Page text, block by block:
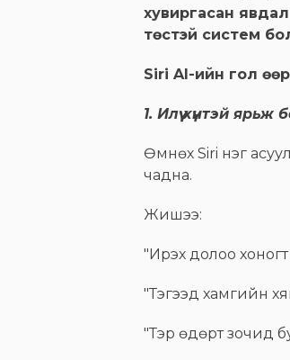
хувиргасан
төстэй систем
Siri AI-ийн гол
1. Илүү хүнтэй
Өмнөх Siri нэг
чадна.
Жишээ:
"Ирэх долоо
"Тэгээд хамгийн
"Тэр өдөрт зочид